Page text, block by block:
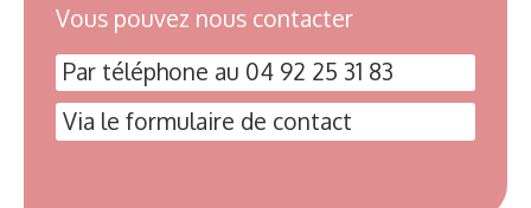
Vous pouvez nous contacter
Par téléphone au 04 92 25 31 83
Via le formulaire de contact